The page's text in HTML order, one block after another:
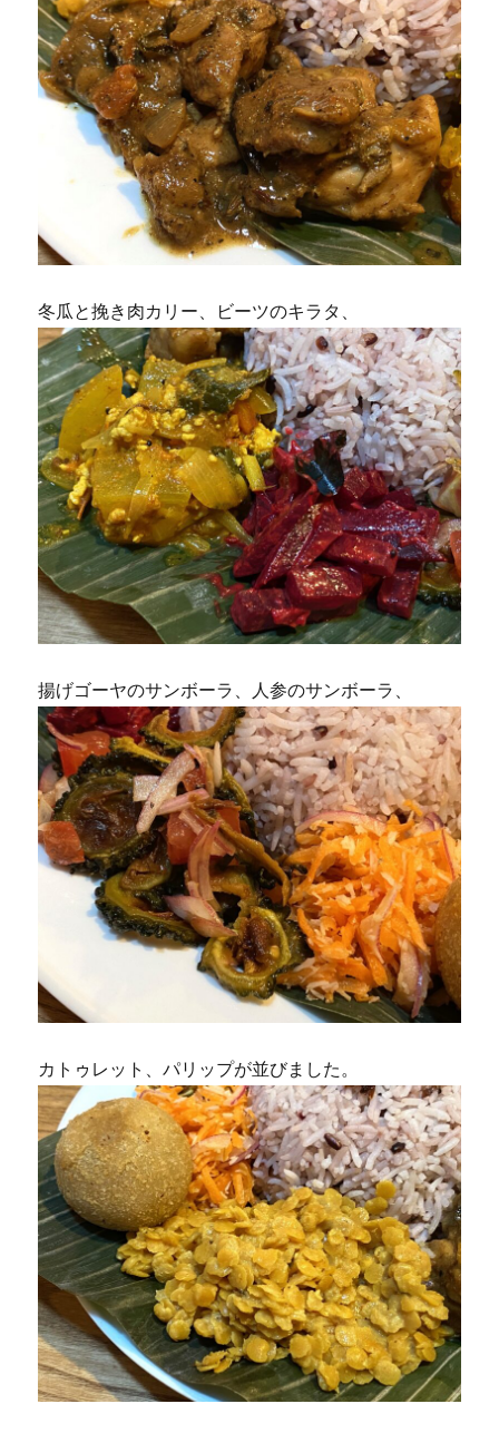
冬瓜と挽き肉カリー、ビーツのキラタ、
揚げゴーヤのサンボーラ、人参のサンボーラ、
カトゥレット、パリップが並びました。